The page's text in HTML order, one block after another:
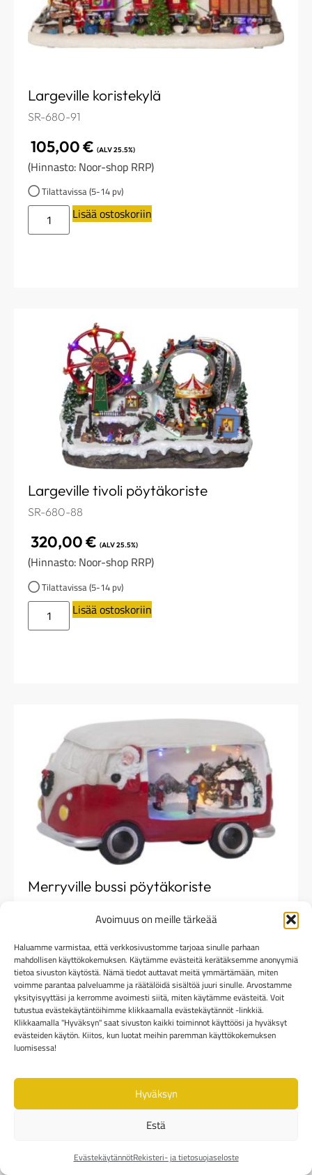
Avoimuus on meille tärkeää
Haluamme varmistaa, että verkkosivustomme tarjoaa sinulle parhaan
mahdollisen käyttökokemuksen. Käytämme evästeitä kerätäksemme anonyymiä
tietoa sivuston käytöstä. Nämä tiedot auttavat meitä ymmärtämään, miten
voimme parantaa palveluamme ja räätälöidä sisältöä juuri sinulle. Arvostamme
yksityisyyttäsi ja kerromme avoimesti siitä, miten käytämme evästeitä. Voit
tutustua evästekäytäntöihimme klikkaamalla evästekäytännöt -linkkiä.
Klikkaamalla "Hyväksyn" saat sivuston kaikki toiminnot käyttöösi ja hyväksyt
evästeiden käytön. Kiitos, kun luotat meihin paremman käyttökokemuksen
luomisessa!
Hyväksyn
Estä
EvästekäytännötRekisteri- ja tietosuojaseloste
Largeville koristekylä
SR-680-91
105,00€ (ALV 25.5%)
(Hinnasto: Noor-shop RRP)
Tilattavissa (5-14 pv)
Lisää ostoskoriin
Largeville tivoli pöytäkoriste
SR-680-88
320,00€ (ALV 25.5%)
(Hinnasto: Noor-shop RRP)
Tilattavissa (5-14 pv)
Lisää ostoskoriin
Merryville bussi pöytäkoriste
(Hinnasto: Noor-shop RRP)
Tilattavissa (5-14 pv)
Lisää ostoskoriin